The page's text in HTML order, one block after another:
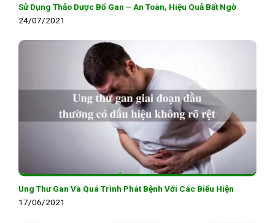
Sử Dụng Thảo Dược Bổ Gan – An Toàn, Hiệu Quả Bất Ngờ
24/07/2021
Ung Thư Gan Và Quá Trình Phát Bệnh Với Các Biểu Hiện
17/06/2021